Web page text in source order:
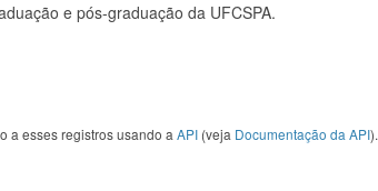
e pós-graduação da UFCSPA.
a esses registros usando a API (veja Documentação da API).